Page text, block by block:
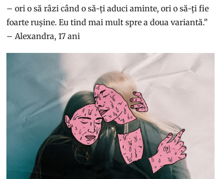
– ori o să râzi când o să-ți aduci aminte, ori o să-ți fie
foarte rușine. Eu tind mai mult spre a doua variantă.”
– Alexandra, 17 ani